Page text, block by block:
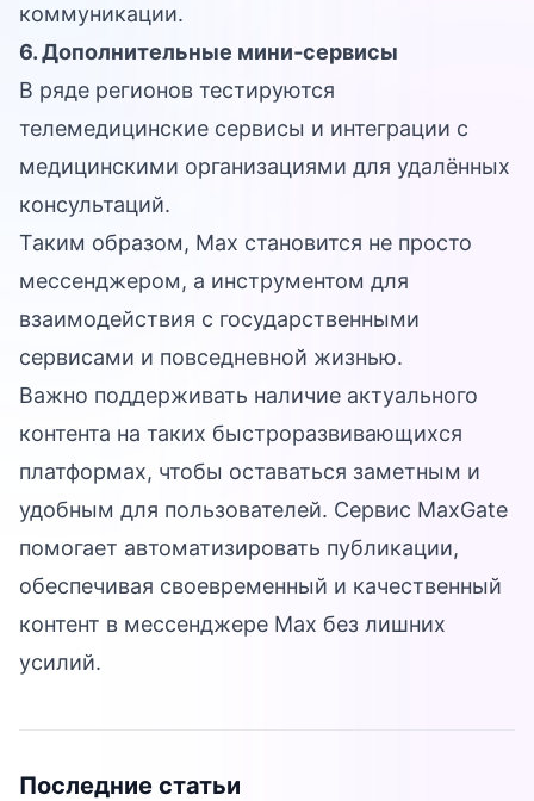
коммуникации.
6. Дополнительные мини‑сервисы
В ряде регионов тестируются
телемедицинские сервисы и интеграции с
медицинскими организациями для удалённых
консультаций.
Таким образом, Max становится не просто
мессенджером, а инструментом для
взаимодействия с государственными
сервисами и повседневной жизнью.
Важно поддерживать наличие актуального
контента на таких быстроразвивающихся
платформах, чтобы оставаться заметным и
удобным для пользователей. Сервис MaxGate
помогает автоматизировать публикации,
обеспечивая своевременный и качественный
контент в мессенджере Max без лишних
усилий.
Последние статьи